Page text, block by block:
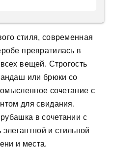
стиля, современная
превратилась в
вещей. Строгость
или брюки со
сочетание с
для свидания.
в сочетании с
и стильной
и места.